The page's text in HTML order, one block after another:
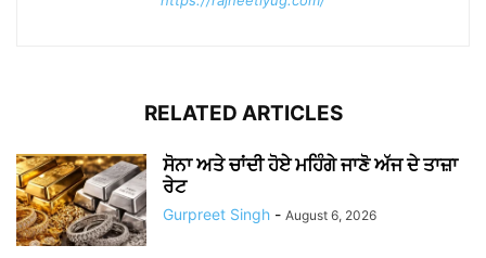
RELATED ARTICLES
ਸੋਨਾ ਅਤੇ ਚਾਂਦੀ ਹੋਏ ਮਹਿੰਗੇ ਜਾਣੋ ਅੱਜ ਦੇ ਤਾਜ਼ਾ
ਰੇਟ
Gurpreet Singh - August 6, 2026